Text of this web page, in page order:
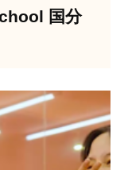
国分